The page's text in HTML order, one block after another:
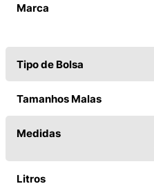
Marca
Tipo de Bolsa
Tamanhos Malas
Medidas
Litros